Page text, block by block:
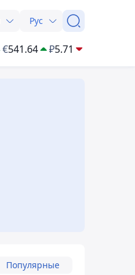
Рус
€541.64 ₽5.71
Популярные